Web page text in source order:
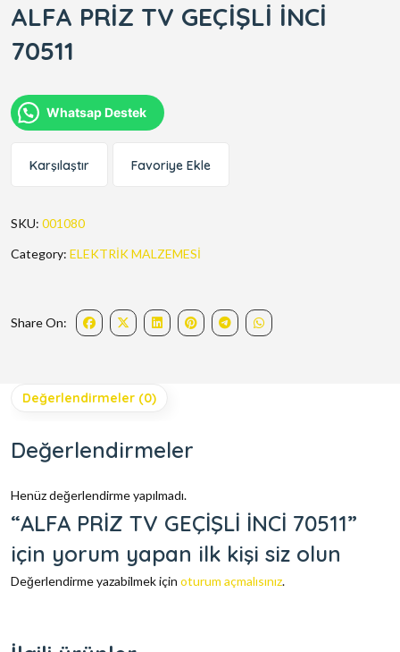
ALFA PRİZ TV GEÇİŞLİ İNCİ
70511
Whatsap Destek
Karşılaştır Favoriye Ekle
SKU: 001080
Category: ELEKTRİK MALZEMESİ
Share On:
Değerlendirmeler (0)
Değerlendirmeler
Henüz değerlendirme yapılmadı.
“ALFA PRİZ TV GEÇİŞLİ İNCİ 70511”
için yorum yapan ilk kişi siz olun
Değerlendirme yazabilmek için oturum açmalısınız.